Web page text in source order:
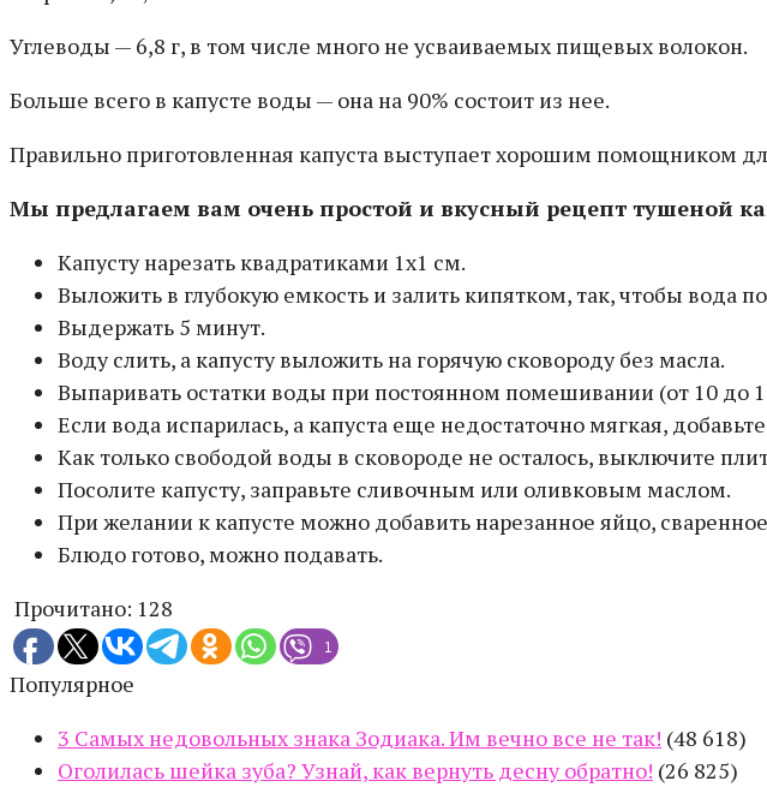
Углеводы — 6,8 г, в том числе много не усваиваемых пищевых волокон.
Больше всего в капусте воды — она на 90% состоит из нее.
Правильно приготовленная капуста выступает хорошим помощником
Мы предлагаем вам очень простой и вкусный рецепт тушеной
Капусту нарезать квадратиками 1х1 см.
Выложить в глубокую емкость и залить кипятком, так, чтобы вода
Выдержать 5 минут.
Воду слить, а капусту выложить на горячую сковороду без масла.
Выпаривать остатки воды при постоянном помешивании (от 10 до
Если вода испарилась, а капуста еще недостаточно мягкая,
Как только свободой воды в сковороде не осталось, выключите
Посолите капусту, заправьте сливочным или оливковым маслом.
При желании к капусте можно добавить нарезанное яйцо,
Блюдо готово, можно подавать.
Прочитано: 128
1
Популярное
3 Самых недовольных знака Зодиака. Им вечно все не так! (48 618)
Оголилась шейка зуба? Узнай, как вернуть десну обратно! (26 825)